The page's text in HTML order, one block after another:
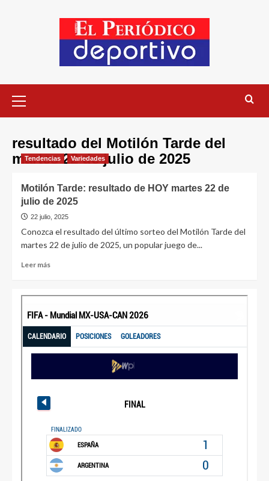
resultado del Motilón Tarde del
martes 22 de julio de 2025
Tendencias Variedades
Motilón Tarde: resultado de HOY martes 22 de
julio de 2025
22 julio, 2025
Conozca el resultado del último sorteo del Motilón Tarde del
martes 22 de julio de 2025, un popular juego de...
Leer más